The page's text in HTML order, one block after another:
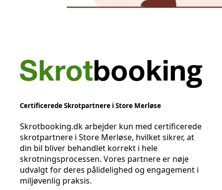
Certificerede Skrotpartnere i Store Merløse
Skrotbooking.dk arbejder kun med certificerede
skrotpartnere i Store Merløse, hvilket sikrer, at
din bil bliver behandlet korrekt i hele
skrotningsprocessen. Vores partnere er nøje
udvalgt for deres pålidelighed og engagement i
miljøvenlig praksis.